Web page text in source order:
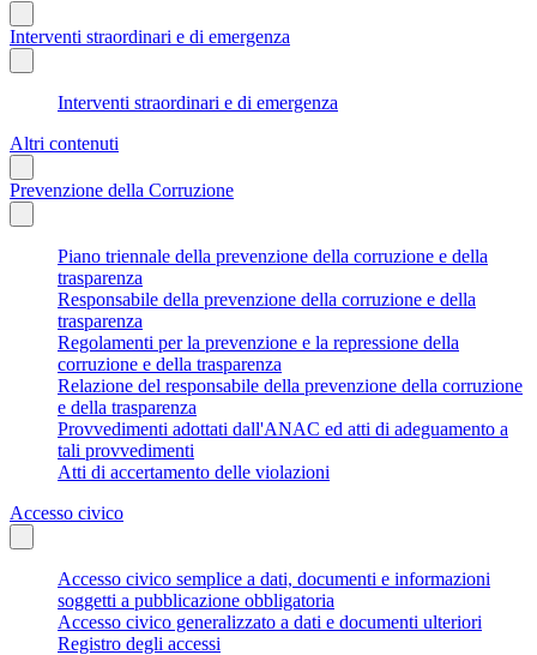
Interventi straordinari e di emergenza
Interventi straordinari e di emergenza
Altri contenuti
Prevenzione della Corruzione
Piano triennale della prevenzione della corruzione e della
trasparenza
Responsabile della prevenzione della corruzione e della
trasparenza
Regolamenti per la prevenzione e la repressione della
corruzione e della trasparenza
Relazione del responsabile della prevenzione della corruzione
e della trasparenza
Provvedimenti adottati dall'ANAC ed atti di adeguamento a
tali provvedimenti
Atti di accertamento delle violazioni
Accesso civico
Accesso civico semplice a dati, documenti e informazioni
soggetti a pubblicazione obbligatoria
Accesso civico generalizzato a dati e documenti ulteriori
Registro degli accessi